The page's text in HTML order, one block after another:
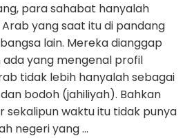
para sahabat hanyalah
yang saat itu di pandang
lain. Mereka dianggap
ada yang mengenal profil
tidak lebih hanyalah sebagai
bodoh (jahiliyah). Bahkan
sekalipun waktu itu tidak punya
negeri yang …